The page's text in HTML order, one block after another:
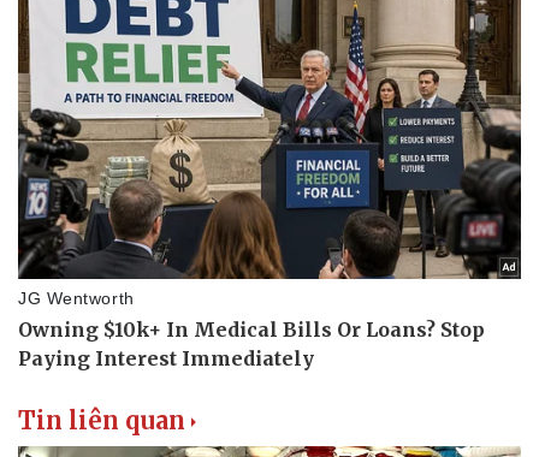
Bóng đá
Lịch thi đấu bóng đá
eSports
Hậu trường
Xe máy
Tin liên quan